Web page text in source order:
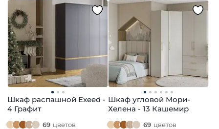
Шкаф распашной Exeed -
4 Графит
69 цветов
Шкаф угловой Мори-
Хелена - 13 Кашемир
69 цветов